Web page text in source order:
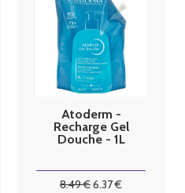
Atoderm -
Recharge Gel
Douche - 1L
8.49€6.37€